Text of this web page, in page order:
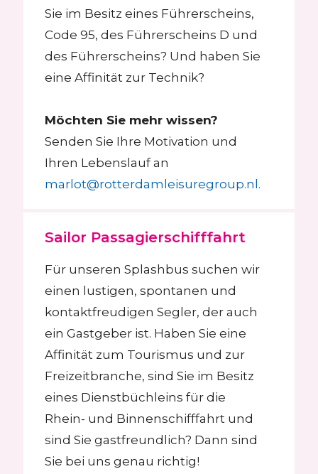
Sie im Besitz eines Führerscheins,
Code 95, des Führerscheins D und
des Führerscheins? Und haben Sie
eine Affinität zur Technik?
Möchten Sie mehr wissen?
Senden Sie Ihre Motivation und
Ihren Lebenslauf an
marlot@rotterdamleisuregroup.nl.
Sailor Passagierschifffahrt
Für unseren Splashbus suchen wir
einen lustigen, spontanen und
kontaktfreudigen Segler, der auch
ein Gastgeber ist. Haben Sie eine
Affinität zum Tourismus und zur
Freizeitbranche, sind Sie im Besitz
eines Dienstbüchleins für die
Rhein- und Binnenschifffahrt und
sind Sie gastfreundlich? Dann sind
Sie bei uns genau richtig!